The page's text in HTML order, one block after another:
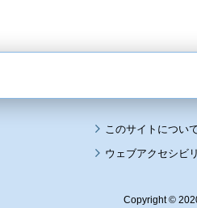
このサイトについ
ウェブアクセシビ
Copyright ©